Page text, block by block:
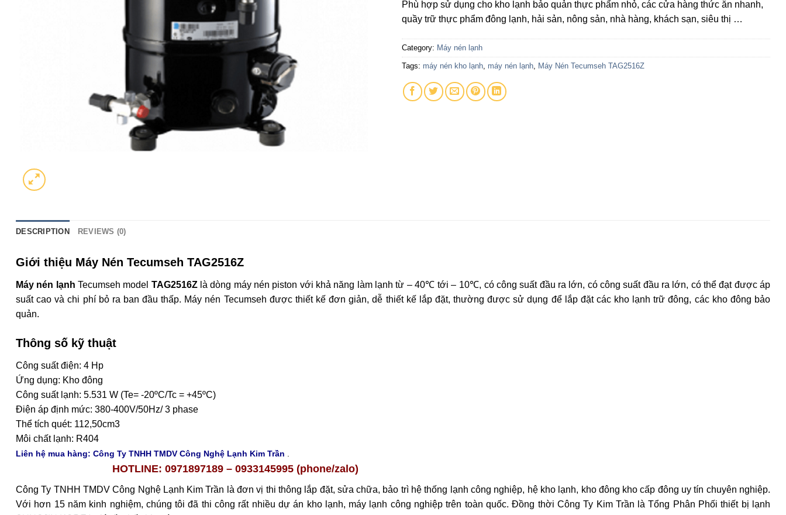
Phù hợp sử dụng cho kho lạnh bảo quản thực phẩm nhỏ, các cửa hàng thức ăn nhanh,
quầy trữ thực phẩm đông lạnh, hải sản, nông sản, nhà hàng, khách sạn, siêu thị …
Category: Máy nén lạnh
Tags: máy nén kho lạnh máy nén lạnh Máy Nén Tecumseh TAG2516Z
DESCRIPTION REVIEWS (0)
Giới thiệu Máy Nén Tecumseh TAG2516Z
Máy nén lạnh Tecumseh model TAG2516Zlà dòng máy nén piston với khả năng làm lạnh từ – 40℃ tới – 10℃, có công suất đầu ra lớn, có công suất đầu ra lớn, có thể đạt được áp
suất cao và chi phí bỏ ra ban đầu thấp. Máy nén Tecumseh được thiết kế đơn giản, dễ thiết kế lắp đặt, thường được sử dụng để lắp đặt các kho lạnh trữ đông, các kho đông bảo
quản.
Thông số kỹ thuật
Công suất điện: 4 Hp
Ứng dụng: Kho đông
Công suất lạnh: 5.531 W (Te= -20ºC/Tc = +45ºC)
Điện áp định mức: 380-400V/50Hz/ 3 phase
Thể tích quét: 112,50cm3
Môi chất lạnh: R404
Liên hệ mua hàng: Công Ty TNHH TMDV Công Nghệ Lạnh Kim Trần
HOTLINE: 0971897189 – 0933145995 (phone/zalo)
Công Ty TNHH TMDV Công Nghệ Lạnh Kim Trần là đơn vị thi thông lắp đặt, sửa chữa, bảo trì hệ thống lạnh công nghiệp, hệ kho lạnh, kho đông kho cấp đông uy tín chuyên nghiệp.
Với hơn 15 năm kinh nghiệm, chúng tôi đã thi công rất nhiều dự án kho lạnh, máy lạnh công nghiệp trên toàn quốc. Đồng thời Công Ty Kim Trần là Tổng Phân Phối thiết bị lạnh